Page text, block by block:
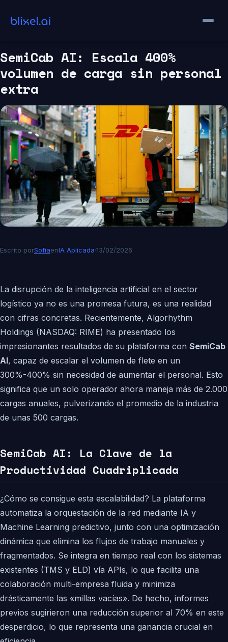
contenido
SemiCab AI: Escala 400%
volumen de carga sin personal
extra
Escrito porSofiaenIA Aplicada·13/02/2026
La disrupción de la inteligencia artificial en el sector
logístico ya no es una promesa futura, es una realidad
con cifras concretas. Recientemente, Algorhythm
Holdings (NASDAQ: RIME) ha presentado los
impresionantes resultados de su plataforma con SemiCab
AI, capaz de escalar el volumen de flete en un
300%-400% sin necesidad de aumentar el personal. Esto
significa que un solo operador ahora maneja más de 2.000
cargas anuales, pulverizando el promedio de la industria
de unas 500 cargas.
SemiCab AI: La Clave de la
Productividad Cuadriplicada
¿Cómo se consigue esta escalabilidad? La plataforma
automatiza la orquestación de la red mediante IA y
Machine Learning predictivo, junto con una optimización
dinámica que elimina los flujos de trabajo manuales y
fragmentados. Se integra en tiempo real con los sistemas
existentes (TMS y ELD) vía APIs, lo que facilita una
colaboración multi-empresa fluida y minimiza
drásticamente las «millas vacías». De hecho, informes
previos sugirieron una reducción superior al 70% en este
desperdicio, lo que representa una ganancia crucial en